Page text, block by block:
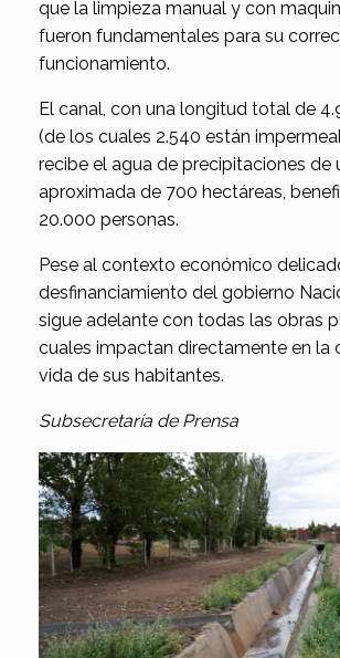
que la limpieza manual y con
fueron fundamentales para su
funcionamiento.
El canal, con una longitud total de
(de los cuales 2.540 están
recibe el agua de precipitaciones de
aproximada de 700 hectáreas,
20.000 personas.
Pese al contexto económico
desfinanciamiento del gobierno
sigue adelante con todas las obras
cuales impactan directamente en la
vida de sus habitantes.
Subsecretaría de Prensa